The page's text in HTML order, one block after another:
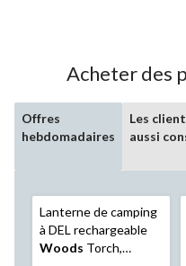
Acheter des
Offres
hebdomadaires
Les
aussi
Lanterne de camping
à DEL rechargeable
Woods Torch,